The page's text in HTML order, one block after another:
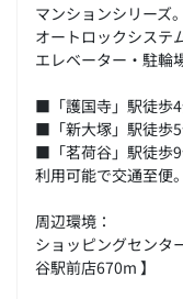
マンションシリーズ。
オートロックシステ
エレベーター・駐輪
■「護国寺」駅徒歩
■「新大塚」駅徒歩
■「茗荷谷」駅徒歩
利用可能で交通至便。
周辺環境：
ショッピングセンタ
谷駅前店670m 】